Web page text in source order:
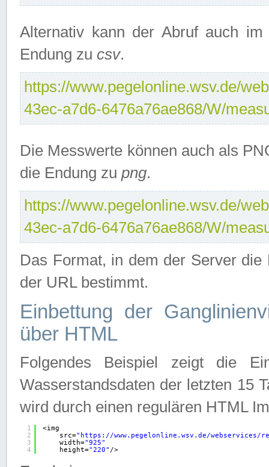
Alternativ kann der Abruf auch
Endung zu csv.
https://www.pegelonline.wsv.de/
43ec-a7d6-6476a76ae868/W/
Die Messwerte können auch als
die Endung zu png.
https://www.pegelonline.wsv.de/
43ec-a7d6-6476a76ae868/W/
Das Format, in dem der Server
der URL bestimmt.
Einbettung der
über HTML
Folgendes Beispiel zeigt die
Wasserstandsdaten der letzten 15
wird durch einen regulären HTML
1
2
3
4
<img
src=" https://www.pegelonline.wsv.de/webservices/
width="925"
height="220" />